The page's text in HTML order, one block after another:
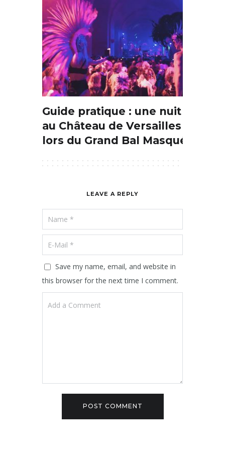
Guide pratique : une nuit
au Château de Versailles
lors du Grand Bal Masqué
LEAVE A REPLY
Save my name, email, and website in
this browser for the next time I comment.